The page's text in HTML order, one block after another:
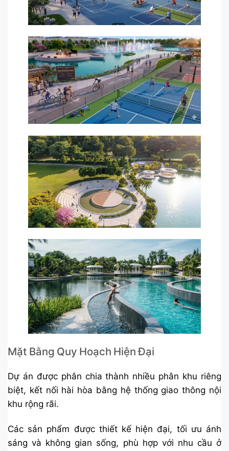
Mặt Bằng Quy Hoạch Hiện Đại
Dự án được phân chia thành nhiều phân khu riêng
biệt, kết nối hài hòa bằng hệ thống giao thông nội
khu rộng rãi.
Các sản phẩm được thiết kế hiện đại, tối ưu ánh
sáng và không gian sống, phù hợp với nhu cầu ở